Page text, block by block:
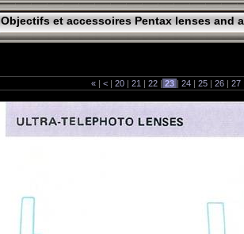
Objectifs et accessoires Pentax lenses and
« | < | 20 | 21 | 22 | 23 | 24 | 25 | 26 | 27